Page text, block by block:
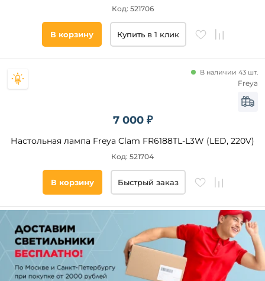
Код: 521706
В корзину Купить в 1 клик
7 000 ₽
Настольная лампа Freya Clam FR6188TL-L3W (LED, 220V)
В наличии 43 шт.
Код: 521704
Freya
В корзину Быстрый заказ